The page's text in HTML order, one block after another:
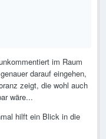
im Raum
darauf eingehen,
zeigt, die wohl auch
wäre...
hilft ein Blick in die